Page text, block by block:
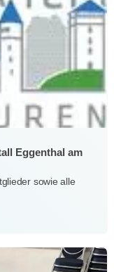
Eggenthal am
sowie alle